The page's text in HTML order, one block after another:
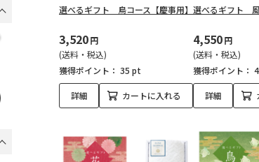
選べるギフト 鳥コース【慶事用】
3,520円
(送料・税込)
獲得ポイント： 35 pt
詳細 カートに入れる
選べるギフト 風
4,550円
(送料・税込)
獲得ポイント：
詳細